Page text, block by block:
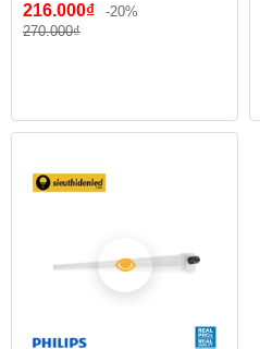
216.000₫
-20%
270.000₫